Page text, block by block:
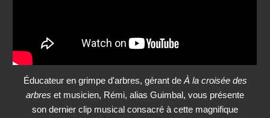
Éducateur en grimpe d'arbres, gérant de À la croisée des
arbres et musicien, Rémi, alias Guimbal, vous présente
son dernier clip musical consacré à cette magnifique